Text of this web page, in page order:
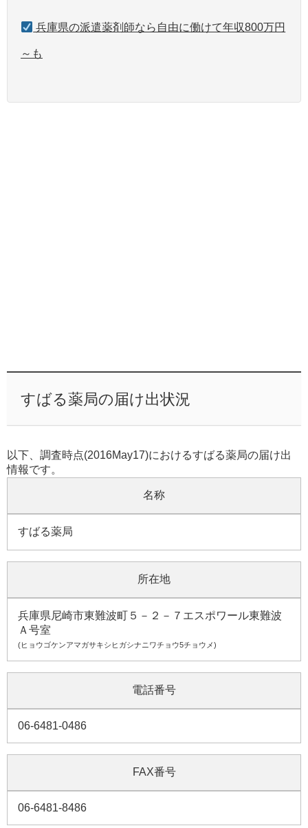
兵庫県の派遣薬剤師なら自由に働けて年収800万円
～も
すばる薬局の届け出状況
以下、調査時点(2016May17)におけるすばる薬局の届け出
情報です。
名称
すばる薬局
所在地
兵庫県尼崎市東難波町５－２－７エスポワール東難波
Ａ号室
(ヒョウゴケンアマガサキシヒガシナニワチョウ5チョウメ)
電話番号
06-6481-0486
FAX番号
06-6481-8486